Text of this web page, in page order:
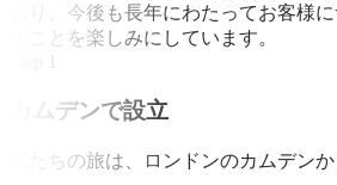
おり、今後も長年にわたってお客様
ることを楽しみにしています。
カムデンで設立
私たちの旅は、ロンドンのカムデン